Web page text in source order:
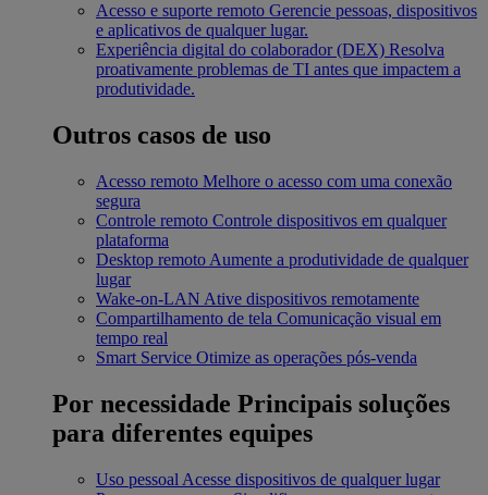
Acesso e suporte remoto Gerencie pessoas, dispositivos
e aplicativos de qualquer lugar.
Experiência digital do colaborador (DEX) Resolva
proativamente problemas de TI antes que impactem a
produtividade.
Outros casos de uso
Acesso remoto Melhore o acesso com uma conexão
segura
Controle remoto Controle dispositivos em qualquer
plataforma
Desktop remoto Aumente a produtividade de qualquer
lugar
Wake-on-LAN Ative dispositivos remotamente
Compartilhamento de tela Comunicação visual em
tempo real
Smart Service Otimize as operações pós-venda
Por necessidade Principais soluções
para diferentes equipes
Uso pessoal Acesse dispositivos de qualquer lugar